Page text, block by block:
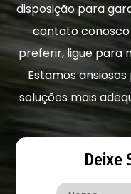
disposição para
contato
preferir, ligue para
Estamos
soluções mais
Deixe